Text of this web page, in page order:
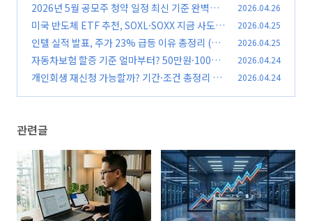
2026년 5월 공모주 청약 일정 최신 기준 완벽정
리 (지금 확인 안 하면 손해) (0)
2026.04.26
미국 반도체 ETF 추천, SOXL·SOXX 지금 사도
될까? (2026 최신 기준)
(0)
2026.04.25
인텔 실적 발표, 주가 23% 급등 이유 총정리 (20
26년 최신 기준) (0)
2026.04.25
자동차보험 할증 기준 얼마부터? 50만원·100만
원·200만원 차이 완벽정리
(0)
2026.04.24
개인회생 재신청 가능할까? 기간·조건 총정리 (2
2026.04.24
관련글